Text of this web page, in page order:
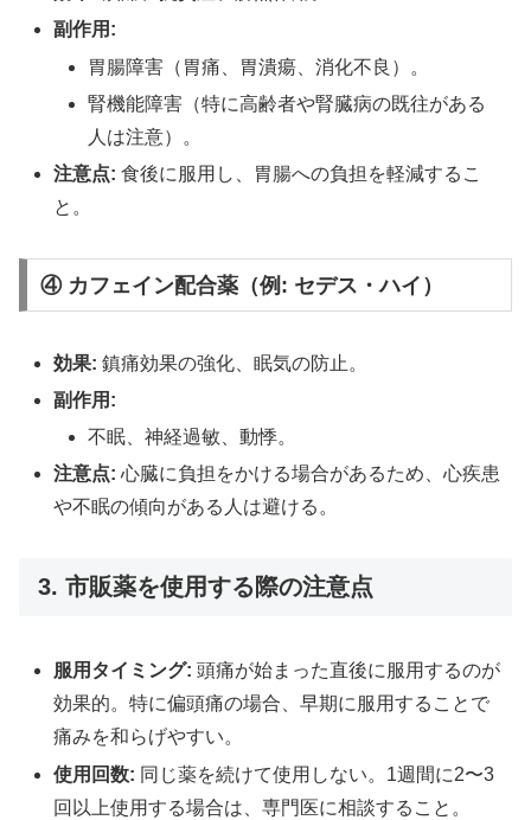
副作用:
胃腸障害（胃痛、胃潰瘍、消化不良）。
腎機能障害（特に高齢者や腎臓病の既往がある
人は注意）。
注意点: 食後に服用し、胃腸への負担を軽減するこ
と。
④ カフェイン配合薬（例: セデス・ハイ）
効果: 鎮痛効果の強化、眠気の防止。
副作用:
不眠、神経過敏、動悸。
注意点: 心臓に負担をかける場合があるため、心疾患
や不眠の傾向がある人は避ける。
3. 市販薬を使用する際の注意点
服用タイミング: 頭痛が始まった直後に服用するのが
効果的。特に偏頭痛の場合、早期に服用することで
痛みを和らげやすい。
使用回数: 同じ薬を続けて使用しない。1週間に2〜3
回以上使用する場合は、専門医に相談すること。